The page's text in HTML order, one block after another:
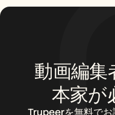
動画編集
本家が